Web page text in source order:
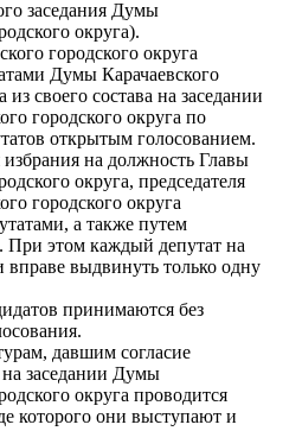
заседания Думы
округа).
городского округа
Думы Карачаевского
из своего состава на заседании
городского округа по
открытым голосованием.
на должность Главы
округа, председателя
городского округа
а также путем
этом каждый депутат на
вправе выдвинуть только одну
принимаются без
давшим согласие
на заседании Думы
округа проводится
которого они выступают и
Среда